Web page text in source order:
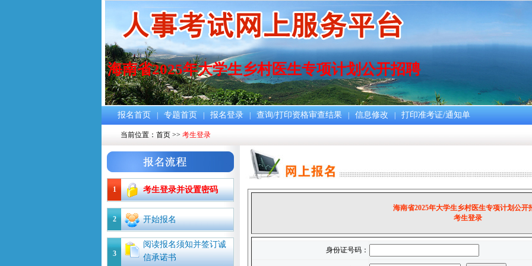
海南省2025年大学生乡村医生专项计划公开招聘
报名首页 专题首页 报名登录 查询/打印资格审查结果 信息修改 打印准考证/通知单
当前位置： 首页 >> 考生登录
1 考生登录并设置密码
2 开始报名
3
阅读报名须知并签订诚
信承诺书
海南省2025年大学生乡村医生专项计划公开
考生登录
身份证号码：